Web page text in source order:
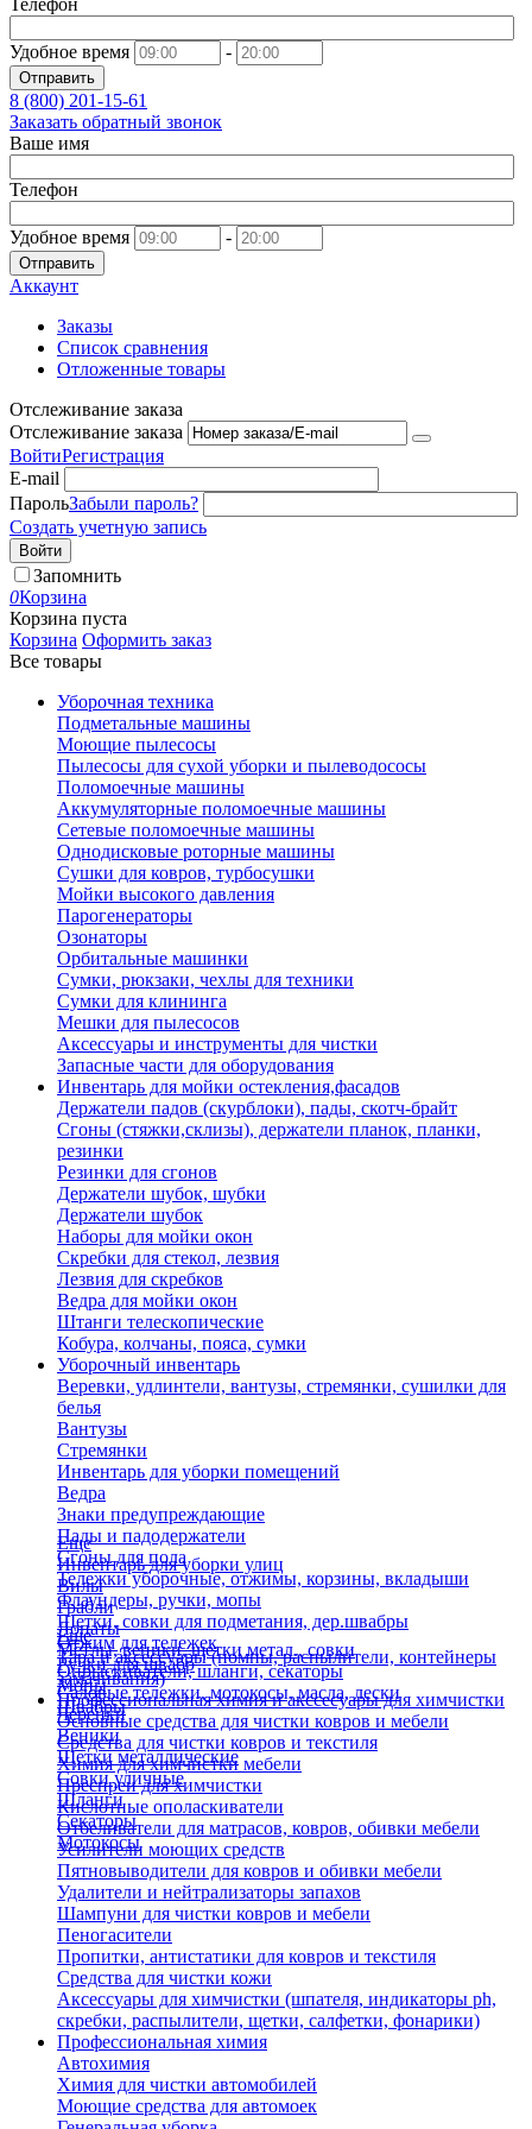
Телефон
Удобное время -
Отправить
8 (800) 201-15-61
Заказать обратный звонок
Ваше имя
Телефон
Удобное время -
Отправить
Аккаунт
Заказы
Список сравнения
Отложенные товары
Отслеживание заказа
Отслеживание заказа
ВойтиРегистрация
E-mail
ПарольЗабыли пароль?
Создать учетную запись
Войти
Запомнить
0Корзина
Корзина пуста
Корзина Оформить заказ
Все товары
Уборочная техника
Подметальные машины
Моющие пылесосы
Пылесосы для сухой уборки и пылеводососы
Поломоечные машины
Аккумуляторные поломоечные машины
Сетевые поломоечные машины
Однодисковые роторные машины
Сушки для ковров, турбосушки
Мойки высокого давления
Парогенераторы
Озонаторы
Орбитальные машинки
Сумки, рюкзаки, чехлы для техники
Сумки для клининга
Мешки для пылесосов
Аксессуары и инструменты для чистки
Запасные части для оборудования
Инвентарь для мойки остекления,фасадов
Держатели падов (скурблоки), пады, скотч-брайт
Сгоны (стяжки,склизы), держатели планок, планки,
резинки
Резинки для сгонов
Держатели шубок, шубки
Держатели шубок
Наборы для мойки окон
Скребки для стекол, лезвия
Лезвия для скребков
Ведра для мойки окон
Штанги телескопические
Кобура, колчаны, пояса, сумки
Уборочный инвентарь
Веревки, удлинтели, вантузы, стремянки, сушилки для
белья
Вантузы
Стремянки
Инвентарь для уборки помещений
Ведра
Знаки предупреждающие
Пады и падодержатели
Сгоны для пола
Тележки уборочные, отжимы, корзины, вкладыши
Флаундеры, ручки, мопы
Щетки, совки для подметания, дер.швабры
Отжим для тележек
Ручки для швабр
Мопы
Швабры
Еще
Инвентарь для уборки улиц
Вилы
Грабли
Лопаты
Метлы, веники, щетки метал., совки
Опрыскиватели, шланги, секаторы
Садовые тележки, мотокосы, масла, лески
Черенки
Веники
Щетки металлические
Совки уличные
Шланги
Секаторы
Мотокосы
Еще
Тара и аксессуары (помпы, распылители, контейнеры
замачивания)
Профессиональная химия и акссесуары для химчистки
Основные средства для чистки ковров и мебели
Средства для чистки ковров и текстиля
Химия для химчистки мебели
Преспреи для химчистки
Кислотные ополаскиватели
Отбеливатели для матрасов, ковров, обивки мебели
Усилители моющих средств
Пятновыводители для ковров и обивки мебели
Удалители и нейтрализаторы запахов
Шампуни для чистки ковров и мебели
Пеногасители
Пропитки, антистатики для ковров и текстиля
Средства для чистки кожи
Аксессуары для химчистки (шпателя, индикаторы ph,
скребки, распылители, щетки, салфетки, фонарики)
Профессиональная химия
Автохимия
Химия для чистки автомобилей
Моющие средства для автомоек